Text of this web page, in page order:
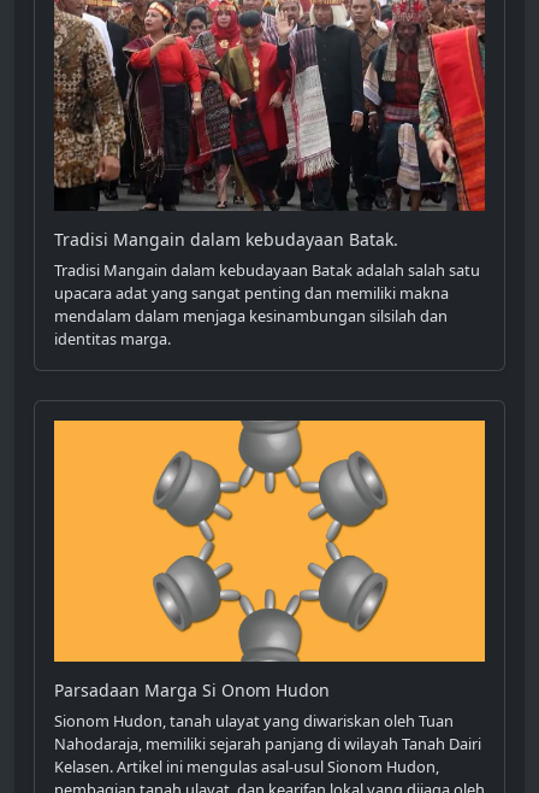
Tradisi Mangain dalam kebudayaan Batak.
Tradisi Mangain dalam kebudayaan Batak adalah salah satu
upacara adat yang sangat penting dan memiliki makna
mendalam dalam menjaga kesinambungan silsilah dan
identitas marga.
Parsadaan Marga Si Onom Hudon
Sionom Hudon, tanah ulayat yang diwariskan oleh Tuan
Nahodaraja, memiliki sejarah panjang di wilayah Tanah Dairi
Kelasen. Artikel ini mengulas asal-usul Sionom Hudon,